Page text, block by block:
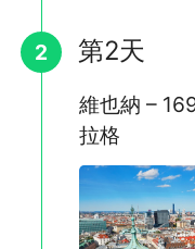
2 第2天
維也納 –
拉格